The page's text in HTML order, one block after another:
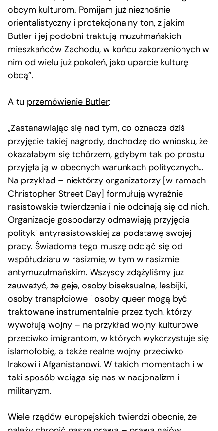
obcym kulturom. Pomijam już nieznośnie
orientalistyczny i protekcjonalny ton, z jakim
Butler i jej podobni traktują muzułmańskich
mieszkańców Zachodu, w końcu zakorzenionych w
nim od wielu już pokoleń, jako uparcie kulturę
obcą”.
A tu przemówienie Butler:
„Zastanawiając się nad tym, co oznacza dziś
przyjęcie takiej nagrody, dochodzę do wniosku, że
okazałabym się tchórzem, gdybym tak po prostu
przyjęła ją w obecnych warunkach politycznych…
Na przykład – niektórzy organizatorzy [w ramach
Christopher Street Day] formułują wyraźnie
rasistowskie twierdzenia i nie odcinają się od nich.
Organizacje gospodarzy odmawiają przyjęcia
polityki antyrasistowskiej za podstawę swojej
pracy. Świadoma tego muszę odciąć się od
współudziału w rasizmie, w tym w rasizmie
antymuzułmańskim. Wszyscy zdążyliśmy już
zauważyć, że geje, osoby biseksualne, lesbijki,
osoby transpłciowe i osoby queer mogą być
traktowane instrumentalnie przez tych, którzy
wywołują wojny – na przykład wojny kulturowe
przeciwko imigrantom, w których wykorzystuje się
islamofobię, a także realne wojny przeciwko
Irakowi i Afganistanowi. W takich momentach i w
taki sposób wciąga się nas w nacjonalizm i
militaryzm.
Wiele rządów europejskich twierdzi obecnie, że